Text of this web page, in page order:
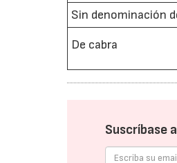
Sin denominación
De cabra
Suscríbase